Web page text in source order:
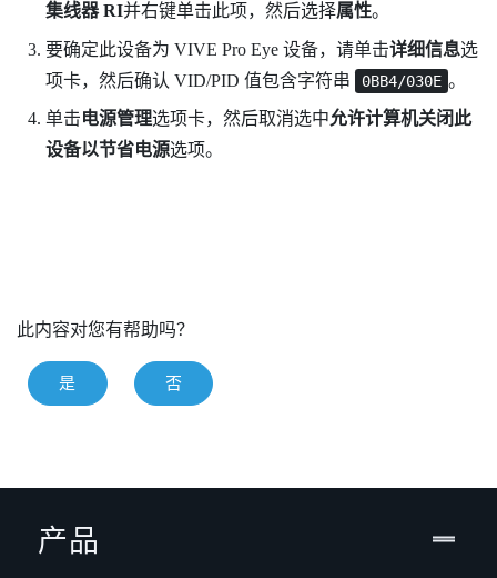
集线器 RI并右键单击此项，然后选择属性。
要确定此设备为 VIVE Pro Eye设备，请单击详细信息选
项卡，然后确认 VID/PID 值包含字符串
0BB4/030E 。
单击电源管理选项卡，然后取消选中允许计算机关闭此
设备以节省电源选项。
此内容对您有帮助吗？
是 否
产品